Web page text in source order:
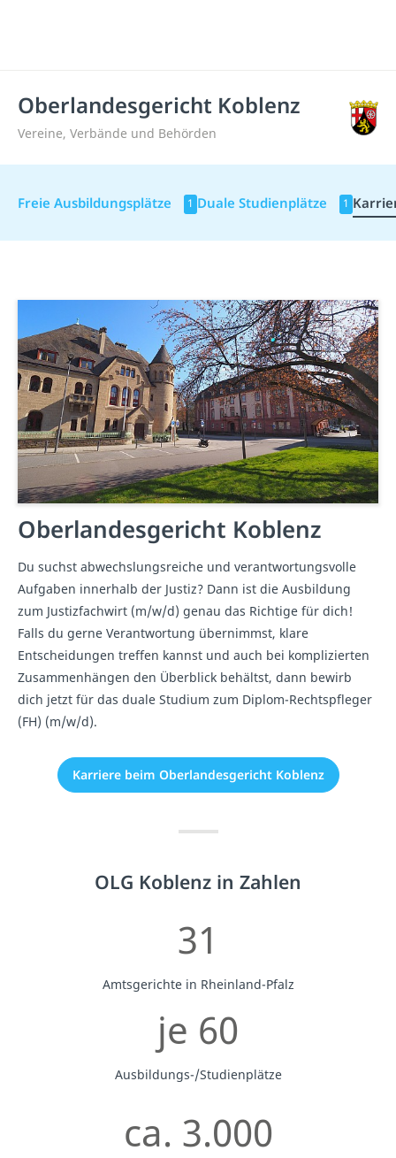
Oberlandesgericht Koblenz
Vereine, Verbände und Behörden
Freie Ausbildungsplätze 1 Duale Studienplätze 1
Oberlandesgericht Koblenz
Du suchst abwechslungsreiche und verantwortungsvolle
Aufgaben innerhalb der Justiz? Dann ist die Ausbildung
zum Justizfachwirt (m/w/d) genau das Richtige für dich!
Falls du gerne Verantwortung übernimmst, klare
Entscheidungen treffen kannst und auch bei komplizierten
Zusammenhängen den Überblick behältst, dann bewirb
dich jetzt für das duale Studium zum Diplom-Rechtspfleger
(FH) (m/w/d).
Karriere beim Oberlandesgericht Koblenz
OLG Koblenz in Zahlen
31
Amtsgerichte in Rheinland-Pfalz
je 60
Ausbildungs-/Studienplätze
ca. 3.000